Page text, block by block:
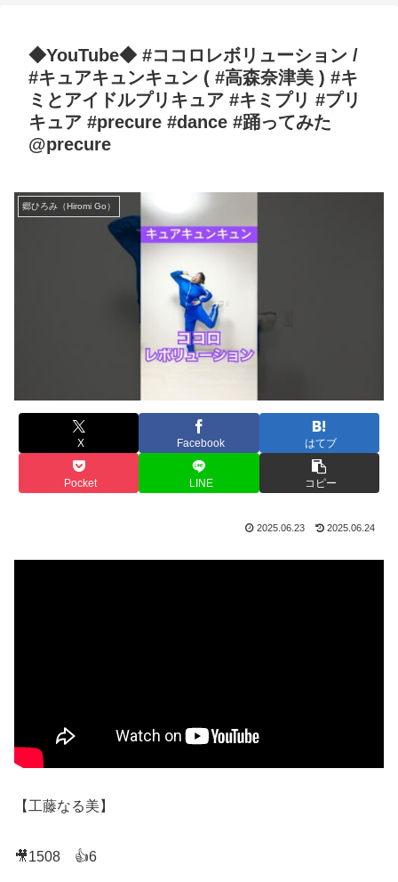
◆YouTube◆ #ココロレボリューション /
#キュアキュンキュン ( #高森奈津美 ) #キ
ミとアイドルプリキュア #キミプリ #プリ
キュア #precure #dance #踊ってみた
@precure
郷ひろみ（Hiromi Go）
X Facebook はてブ
Pocket LINE コピー
2025.06.23 2025.06.24
【工藤なる美】
🎥1508 👍6